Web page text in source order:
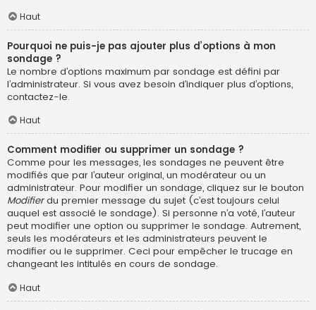
Haut
Pourquoi ne puis-je pas ajouter plus d’options à mon
sondage ?
Le nombre d’options maximum par sondage est défini par
l’administrateur. Si vous avez besoin d’indiquer plus d’options,
contactez-le.
Haut
Comment modifier ou supprimer un sondage ?
Comme pour les messages, les sondages ne peuvent être
modifiés que par l’auteur original, un modérateur ou un
administrateur. Pour modifier un sondage, cliquez sur le bouton
Modifierdu premier message du sujet (c’est toujours celui
auquel est associé le sondage). Si personne n’a voté, l’auteur
peut modifier une option ou supprimer le sondage. Autrement,
seuls les modérateurs et les administrateurs peuvent le
modifier ou le supprimer. Ceci pour empêcher le trucage en
changeant les intitulés en cours de sondage.
Haut